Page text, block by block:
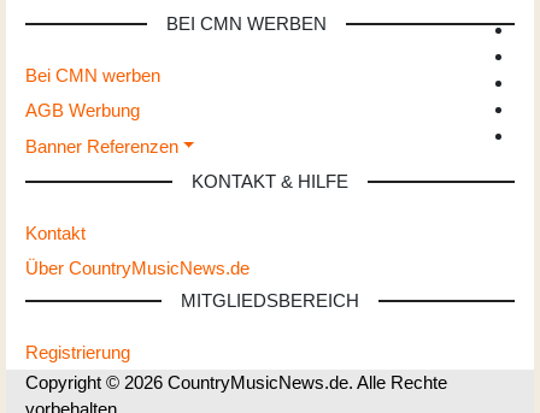
BEI CMN WERBEN
Bei CMN werben
AGB Werbung
Banner Referenzen
KONTAKT & HILFE
Kontakt
Über CountryMusicNews.de
MITGLIEDSBEREICH
Registrierung
Copyright © 2026 CountryMusicNews.de. Alle Rechte